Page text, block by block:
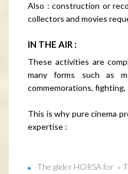
Also : construction or
collectors and movies
IN THE AIR :
These activities are
many forms such as
commemorations,
This is why pure cinema
expertise :
The glider HORSA for «